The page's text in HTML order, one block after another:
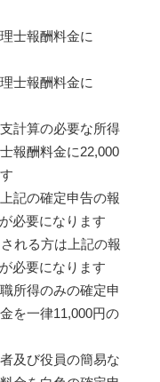
士報酬料金に
士報酬料金に
計算の必要な所得
報酬料金に22,000
記の確定申告の報
必要になります
れる方は上記の報
必要になります
所得のみの確定申
を一律11,000円の
及び役員の簡易な